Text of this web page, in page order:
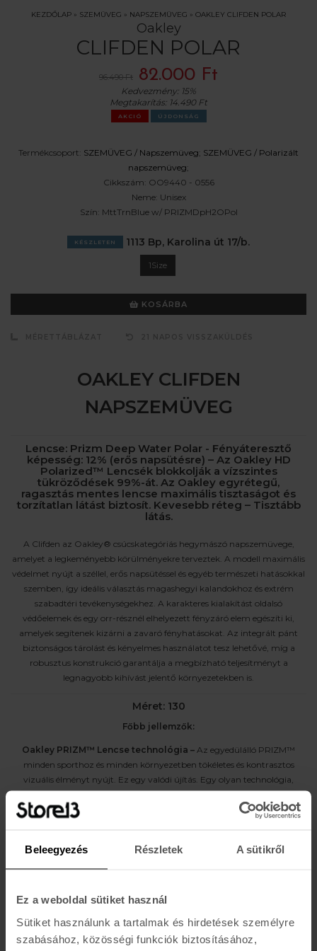
Beleegyezés Részletek A sütikről
Ez a weboldal sütiket használ
Sütiket használunk a tartalmak és hirdetések személyre
szabásához, közösségi funkciók biztosításához,
KEZDŐLAP » SZEMÜVEG » NAPSZEMÜVEG » OAKLEY CLIFDEN POLAR
Oakley
CLIFDEN POLAR
96.490 Ft 82.000 Ft
Kedvezmény: 15%
Megtakarítás: 14.490 Ft
AKCIÓ ÚJDONSÁG
Termékcsoport: SZEMÜVEG / Napszemüveg; SZEMÜVEG / Polarizált
napszemüveg;
Cikkszám: OO9440 - 0556
Neme: Unisex
Szín: MttTrnBlue w/ PRIZMDpH2OPol
KÉSZLETEN 1113 Bp, Karolina út 17/b.
1Size
KOSÁRBA
OAKLEY CLIFDEN
NAPSZEMÜVEG
Lencse: Prizm Deep Water Polar - Fényáteresztő
képesség: 12% (erős napsütésre) – Az Oakley HD
Polarized™ Lencsék blokkolják a vízszintes
tükröződések 99%-át. Az Oakley egyrétegű,
ragasztás mentes lencse maximális tisztaságot és
torzítatlan látást biztosít. Kevesebb réteg – Tisztább
látás.
A Clifden az Oakley® csúcskategóriás hegymászó napszemüvege,
amelyet a legkeményebb körülményekre terveztek. A modell maximális
védelmet nyújt a széllel, erős napsütéssel és egyéb természeti hatásokkal
szemben, így ideális választás magashegyi kalandokhoz és extrém
szabadtéri tevékenységekhez. A karakteres kialakítást oldalsó
védőelemek és egy orr-résznél elhelyezett fényzáró elem egészíti ki,
amelyek segítenek kizárni a zavaró fényhatásokat. Az integrált pánt
biztonságos tárolást és kényelmes használatot tesz lehetővé, míg a
robusztus konstrukció garantálja a megbízható teljesítményt a
legnagyobb kihívást jelentő környezetekben is.
Méret: 130
Főbb jellemzők:
Oakley PRIZM™ Lencse technológia – Az egyedülálló PRIZM™
minden sporthoz és minden környezetben tökéletes és kontrasztos
vizuális élményt nyújt. Ez egy valódi újítás. Egy olyan technológia,
amely tökéletesen alkalmazkodik a különféle környezeti viszonyokhoz.
Oakley High Definition Optics® –
Az Oakley által
vonalú napszemüveggel ellentétben torzításmentes látást tesz lehetővé
Könnyű O Matter™ keret –
biztosít.
Egész napos kényelmet biztosító ergonomikus illeszkedés